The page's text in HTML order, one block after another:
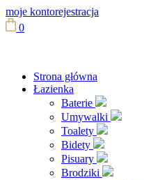
moje kontorejestracja
0
Strona główna
Łazienka
Baterie
Umywalki
Toalety
Bidety
Pisuary
Brodziki